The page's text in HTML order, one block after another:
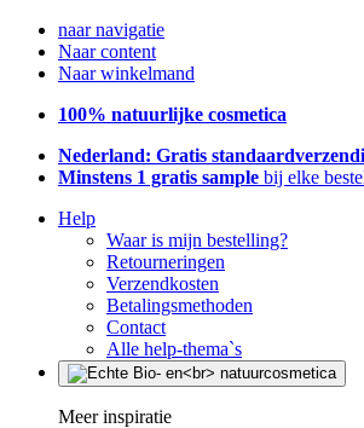
naar navigatie
Naar content
Naar winkelmand
100% natuurlijke cosmetica
Nederland: Gratis
Minstens 1 gratis sample bij elke
Help
Waar is mijn bestelling?
Retourneringen
Verzendkosten
Betalingsmethoden
Contact
Alle help-thema`s
Meer inspiratie